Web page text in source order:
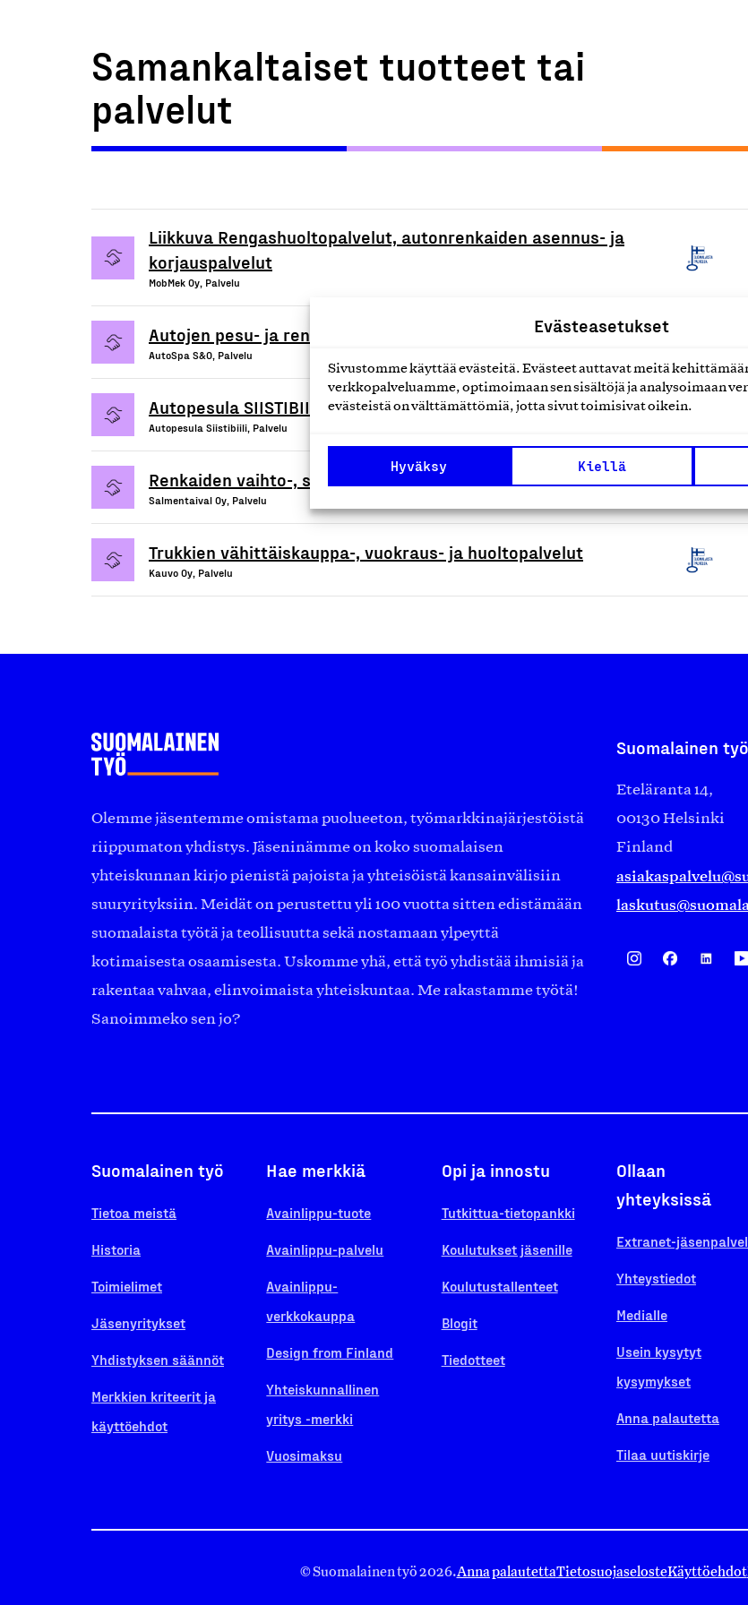
Evästeasetukset
Sivustomme käyttää evästeitä. Evästeet auttavat meitä
verkkopalveluamme, optimoimaan sen sisältöjä ja analysoimaan
evästeistä on välttämättömiä, jotta sivut toimisivat oikein.
Hyväksy Kiellä
Samankaltaiset tuotteet tai
palvelut
Liikkuva Rengashuoltopalvelut, autonrenkaiden asennus- ja
korjauspalvelut
MobMek Oy, Palvelu
Autojen pesu- ja rengaspalvelut
AutoSpa S&O, Palvelu
Autopesula SIISTIBIILIn pesulapalvelut
Autopesula Siistibiili, Palvelu
Renkaiden vaihto-, säilytys- ja vähittäiskauppapalvelut
Salmentaival Oy, Palvelu
Trukkien vähittäiskauppa-, vuokraus- ja huoltopalvelut
Kauvo Oy, Palvelu
Olemme jäsentemme omistama puolueeton, työmarkkinajärjestöistä
riippumaton yhdistys. Jäseninämme on koko suomalaisen
yhteiskunnan kirjo pienistä pajoista ja yhteisöistä kansainvälisiin
suuryrityksiin. Meidät on perustettu yli 100 vuotta sitten edistämään
suomalaista työtä ja teollisuutta sekä nostamaan ylpeyttä
kotimaisesta osaamisesta. Uskomme yhä, että työ yhdistää ihmisiä ja
rakentaa vahvaa, elinvoimaista yhteiskuntaa. Me rakastamme työtä!
Sanoimmeko sen jo?
Suomalainen
Eteläranta 14,
00130 Helsinki
Finland
Suomalainen työ
Tietoa meistä
Historia
Toimielimet
Jäsenyritykset
Yhdistyksen säännöt
Merkkien kriteerit ja
käyttöehdot
Hae merkkiä
Avainlippu-tuote
Avainlippu-palvelu
Avainlippu-
verkkokauppa
Design from Finland
Yhteiskunnallinen
yritys -merkki
Vuosimaksu
Opi ja innostu
Tutkittua-tietopankki
Koulutukset jäsenille
Koulutustallenteet
Blogit
Tiedotteet
Ollaan
yhteyksissä
Extranet-
Yhteystiedot
Medialle
Usein kysytyt
kysymykset
Anna palautetta
Tilaa uutiskirje
© Suomalainen työ 2026.Anna palautettaTietosuojaselosteKäyttöehdot